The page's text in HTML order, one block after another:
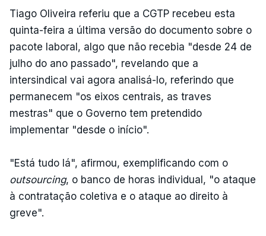
Tiago Oliveira referiu que a CGTP recebeu esta
quinta-feira a última versão do documento sobre o
pacote laboral, algo que não recebia "desde 24 de
julho do ano passado", revelando que a
intersindical vai agora analisá-lo, referindo que
permanecem "os eixos centrais, as traves
mestras" que o Governo tem pretendido
implementar "desde o início".
"Está tudo lá", afirmou, exemplificando com o
outsourcing, o banco de horas individual, "o ataque
à contratação coletiva e o ataque ao direito à
greve".